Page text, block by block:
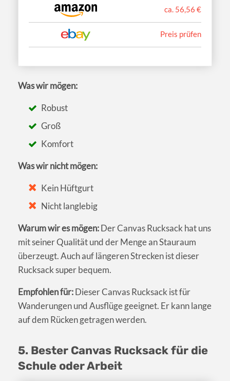
ca. 56,56 €
Preis prüfen
Was wir mögen:
Robust
Groß
Komfort
Was wir nicht mögen:
Kein Hüftgurt
Nicht langlebig
Warum wir es mögen:Der Canvas Rucksack hat uns
mit seiner Qualität und der Menge an Stauraum
überzeugt. Auch auf längeren Strecken ist dieser
Rucksack super bequem.
Empfohlen für:Dieser Canvas Rucksack ist für
Wanderungen und Ausflüge geeignet. Er kann lange
auf dem Rücken getragen werden.
5. Bester Canvas Rucksack für die
Schule oder Arbeit